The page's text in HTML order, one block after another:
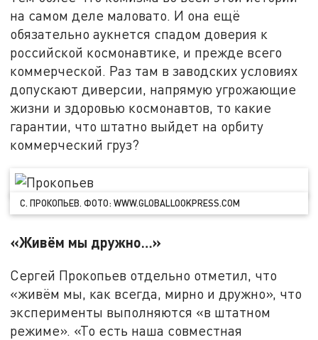
на самом деле маловато. И она ещё
обязательно аукнется спадом доверия к
российской космонавтике, и прежде всего
коммерческой. Раз там в заводских условиях
допускают диверсии, напрямую угрожающие
жизни и здоровью космонавтов, то какие
гарантии, что штатно выйдет на орбиту
коммерческий груз?
С. ПРОКОПЬЕВ. ФОТО: WWW.GLOBALLOOKPRESS.COM
«Живём мы дружно…»
Сергей Прокопьев отдельно отметил, что
«живём мы, как всегда, мирно и дружно», что
эксперименты выполняются «в штатном
режиме». «То есть наша совместная